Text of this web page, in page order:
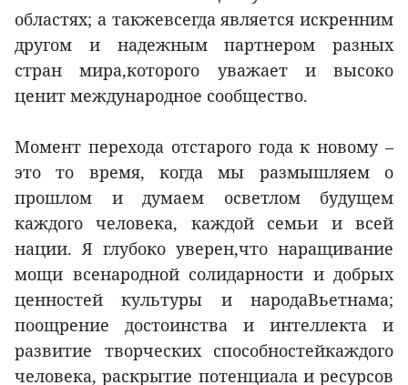
областях; а такжевсегда является искренним
другом и надежным партнером разных
стран мира,которого уважает и высоко
ценит международное сообщество.
Момент перехода отстарого года к новому –
это то время, когда мы размышляем о
прошлом и думаем осветлом будущем
каждого человека, каждой семьи и всей
нации. Я глубоко уверен,что наращивание
мощи всенародной солидарности и добрых
ценностей культуры и народаВьетнама;
поощрение достоинства и интеллекта и
развитие творческих способностейкаждого
человека, раскрытие потенциала и ресурсов